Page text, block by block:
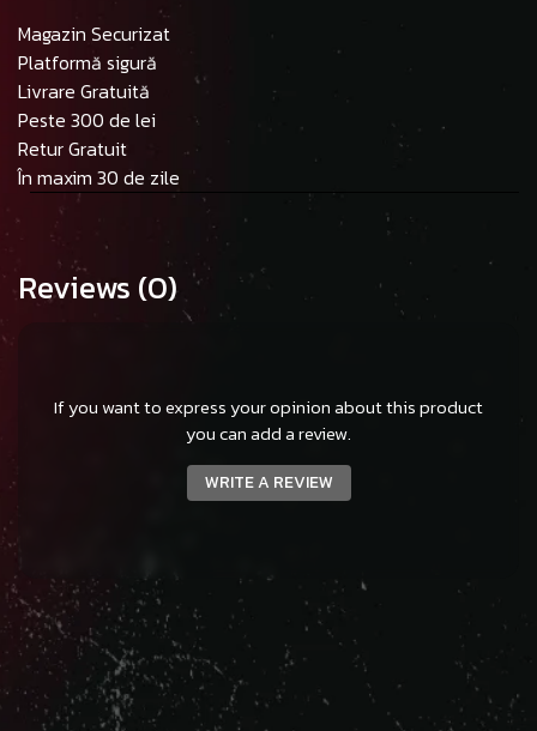
Magazin Securizat
Platformă sigură
Livrare Gratuită
Peste 300 de lei
Retur Gratuit
În maxim 30 de zile
Reviews (0)
If you want to express your opinion about this product
you can add a review.
WRITE A REVIEW